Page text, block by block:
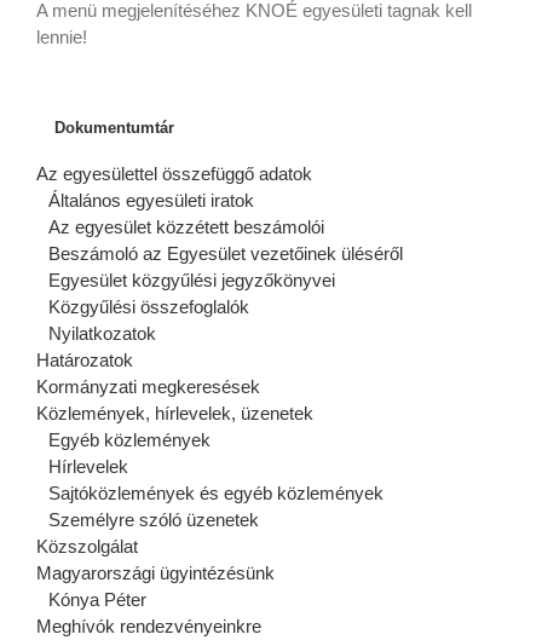
A menü megjelenítéséhez KNOÉ egyesületi tagnak kell
lennie!
Dokumentumtár
Az egyesülettel összefüggő adatok
Általános egyesületi iratok
Az egyesület közzétett beszámolói
Beszámoló az Egyesület vezetőinek üléséről
Egyesület közgyűlési jegyzőkönyvei
Közgyűlési összefoglalók
Nyilatkozatok
Határozatok
Kormányzati megkeresések
Közlemények, hírlevelek, üzenetek
Egyéb közlemények
Hírlevelek
Sajtóközlemények és egyéb közlemények
Személyre szóló üzenetek
Közszolgálat
Magyarországi ügyintézésünk
Kónya Péter
Meghívók rendezvényeinkre